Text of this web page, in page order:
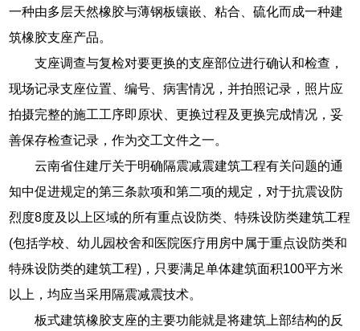
一种由多层天然橡胶与薄钢板镶嵌、粘合、硫化而成一种建
筑橡胶支座产品。
支座调查与复检对要更换的支座部位进行确认和检查，
现场记录支座位置、编号、病害情况，并拍照记录，照片应
拍摄完整的施工工序即原状、更换过程及更换完成情况，妥
善保存检查记录，作为交工文件之一。
云南省住建厅关于明确隔震减震建筑工程有关问题的通
知中促进规定的第三条款项和第二项的规定，对于抗震设防
烈度8度及以上区域的所有重点设防类、特殊设防类建筑工程
(包括学校、幼儿园校舍和医院医疗用房中属于重点设防类和
特殊设防类的建筑工程)，只要满足单体建筑面积100平方米
以上，均应当采用隔震减震技术。
板式建筑橡胶支座的主要功能就是将建筑上部结构的反